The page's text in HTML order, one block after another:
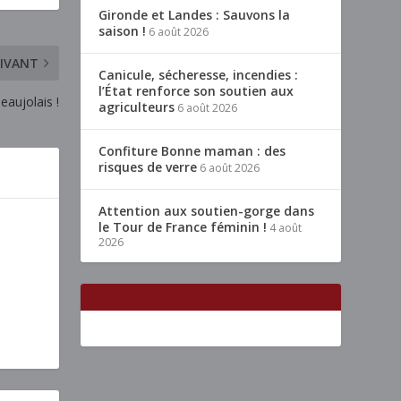
!
Gironde et Landes : Sauvons la
saison ! 6 août 2026
Canicule, sécheresse, incendies :
l’État renforce son soutien aux
agriculteurs 6 août 2026
Confiture Bonne maman : des
risques de verre 6 août 2026
Attention aux soutien-gorge dans
le Tour de France féminin ! 4 août
2026